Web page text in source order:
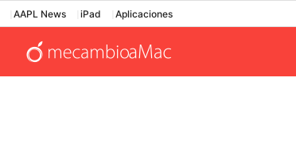
AAPL News iPad Aplicaciones